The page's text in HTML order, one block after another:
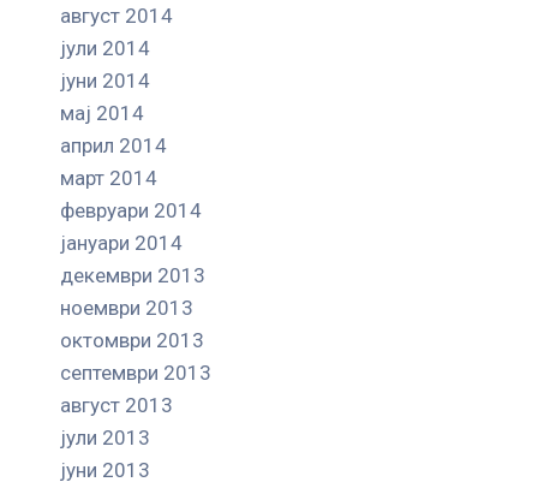
август 2014
јули 2014
јуни 2014
мај 2014
април 2014
март 2014
февруари 2014
јануари 2014
декември 2013
ноември 2013
октомври 2013
септември 2013
август 2013
јули 2013
јуни 2013